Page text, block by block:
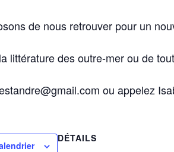
de nous retrouver pour un
littérature des outre-mer ou de
ou appelez
DÉTAILS